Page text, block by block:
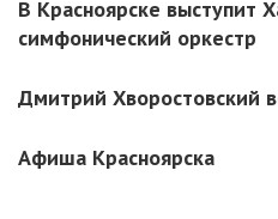
В Красноярске выступит
симфонический оркестр
Дмитрий Хворостовский
Афиша Красноярска